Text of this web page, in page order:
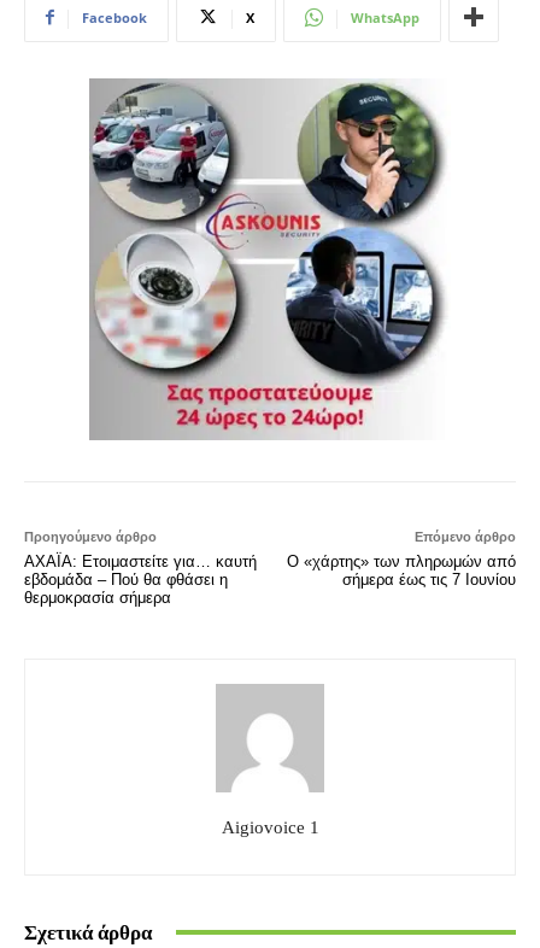
Facebook X WhatsApp
Προηγούμενο άρθρο
ΑΧΑΪΑ: Ετοιμαστείτε για… καυτή
εβδομάδα – Πού θα φθάσει η
θερμοκρασία σήμερα
Επόμενο άρθρο
Ο «χάρτης» των πληρωμών από
σήμερα έως τις 7 Ιουνίου
Aigiovoice 1
Σχετικά άρθρα